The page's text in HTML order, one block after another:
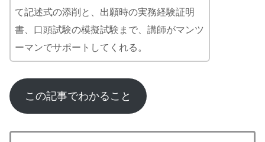
て記述式の添削と、出願時の実務経験証明
書、口頭試験の模擬試験まで、講師がマンツ
ーマンでサポートしてくれる。
この記事でわかること